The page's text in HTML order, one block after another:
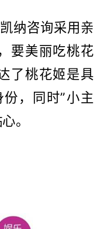
纳咨询采用亲
要美丽吃桃花
了桃花姬是具
，同时”小主
。